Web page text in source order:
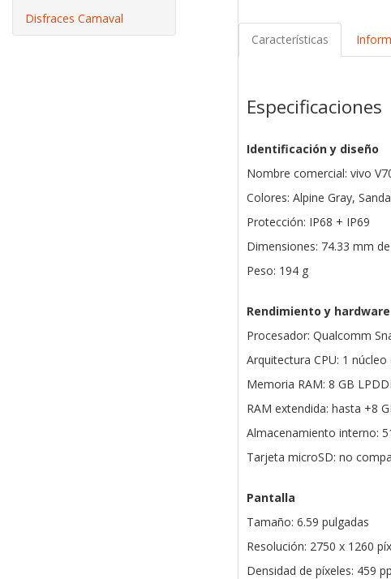
Disfraces Carnaval
Características
Especificaciones
Identificación y diseño
Nombre comercial: vivo
Colores: Alpine Gray,
Protección: IP68 + IP69
Dimensiones: 74.33 mm
Peso: 194 g
Rendimiento y hardware
Procesador: Qualcomm
Arquitectura CPU: 1
Memoria RAM: 8 GB
RAM extendida: hasta +8
Almacenamiento interno:
Tarjeta microSD: no
Pantalla
Tamaño: 6.59 pulgadas
Resolución: 2750 x 1260
Densidad de píxeles: 459